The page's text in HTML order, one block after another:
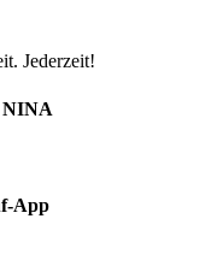
Jederzeit!
NINA
App